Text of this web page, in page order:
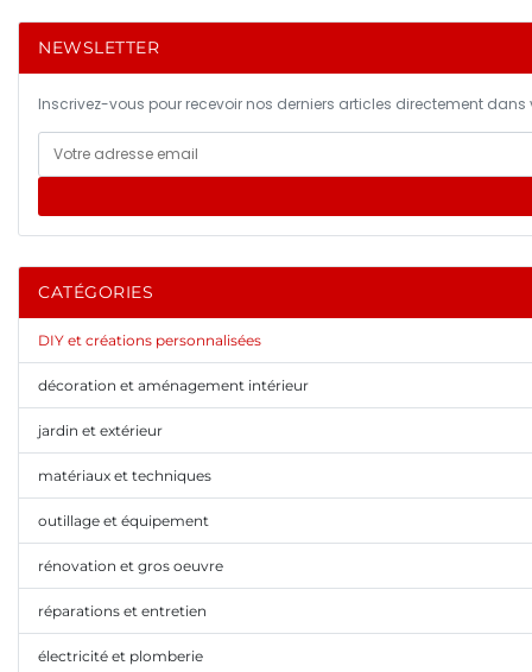
NEWSLETTER
Inscrivez-vous pour recevoir nos derniers articles directement dans
CATÉGORIES
DIY et créations personnalisées
décoration et aménagement intérieur
jardin et extérieur
matériaux et techniques
outillage et équipement
rénovation et gros oeuvre
réparations et entretien
électricité et plomberie